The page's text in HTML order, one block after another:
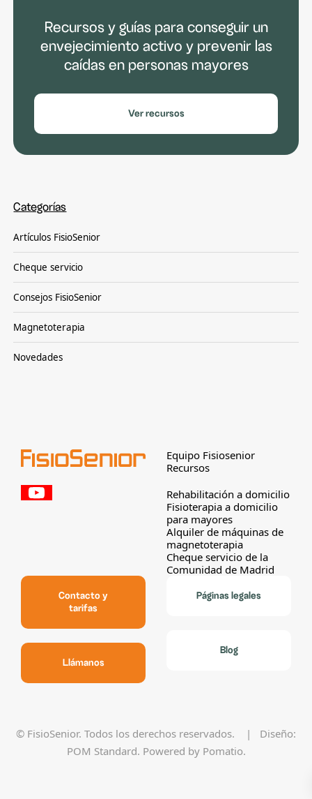
Recursos y guías para conseguir un
envejecimiento activo y prevenir las
caídas en personas mayores
Ver recursos
Categorías
Artículos FisioSenior
Cheque servicio
Consejos FisioSenior
Magnetoterapia
Novedades
Equipo Fisiosenior
Recursos
Rehabilitación a domicilio
Fisioterapia a domicilio
para mayores
Alquiler de máquinas de
magnetoterapia
Cheque servicio de la
Comunidad de Madrid
Contacto y
tarifas
Llámanos
Páginas legales
Blog
© FisioSenior. Todos los derechos reservados. | Diseño:
POM Standard. Powered by Pomatio.